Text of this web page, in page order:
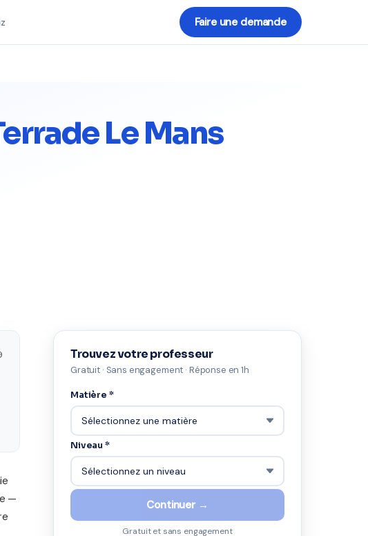
Faire une demande
Le Mans
—
Trouvez votre professeur
Gratuit · Sans engagement · Réponse en 1h
Matière *
Niveau *
Continuer →
Gratuit et sans engagement